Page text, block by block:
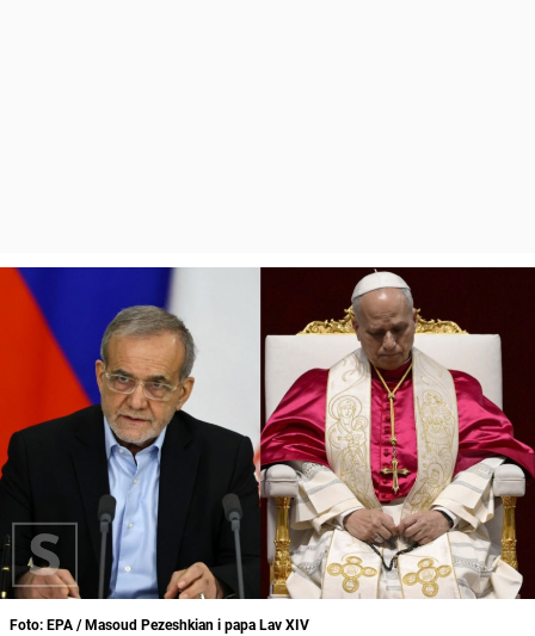
Foto: EPA / Masoud Pezeshkian i papa Lav XIV